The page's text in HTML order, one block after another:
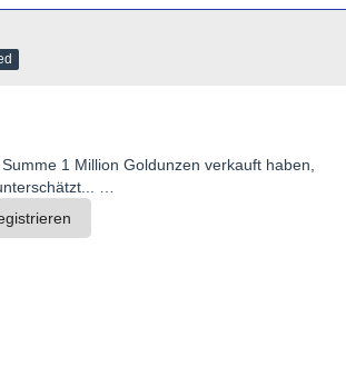
1 Million Goldunzen verkauft haben,
…